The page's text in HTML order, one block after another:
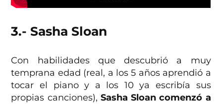
3.- Sasha Sloan
Con habilidades que descubrió a muy
temprana edad (real, a los 5 años aprendió a
tocar el piano y a los 10 ya escribía sus
propias canciones), Sasha Sloan comenzó a